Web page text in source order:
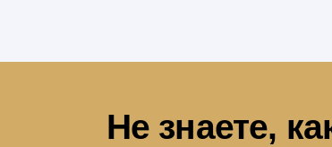
Не знаете,